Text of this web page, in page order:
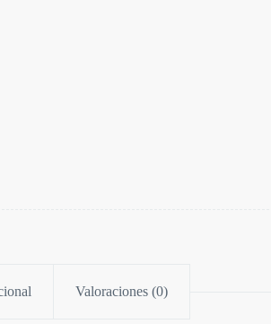
Valoraciones (0)